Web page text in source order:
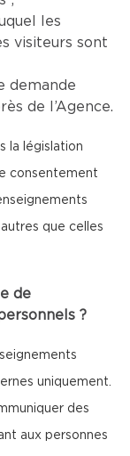
les
visiteurs sont
demande
de l’Agence.
la législation
consentement
que celles
de
?
uniquement.
des
aux personnes